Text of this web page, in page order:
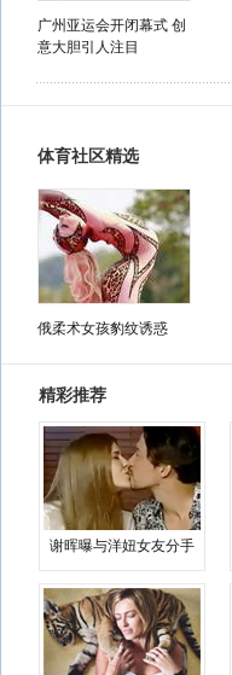
广州亚运会开闭幕式 创
意大胆引人注目
体育社区精选
俄柔术女孩豹纹诱惑
精彩推荐
谢晖曝与洋妞女友分手